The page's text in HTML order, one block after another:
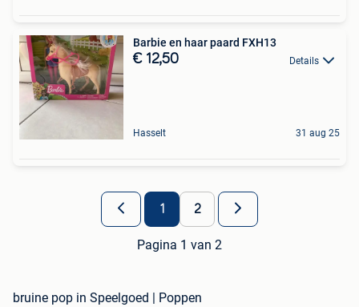
Barbie en haar paard FXH13
€ 12,50 Details
Hasselt 31 aug 25
1 2
Pagina 1 van 2
bruine pop in Speelgoed | Poppen